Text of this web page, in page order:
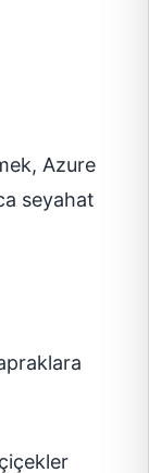
Azure
seyahat